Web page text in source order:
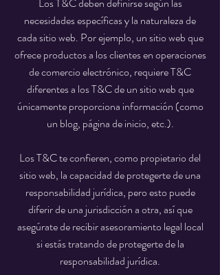
necesidades específicas y la naturaleza de
cada sitio web. Por ejemplo, un sitio web que
ofrece productos a los clientes en operaciones
de comercio electrónico, requiere T&C
diferentes a los T&C de un sitio web que
únicamente proporciona información (como
un blog, página de inicio, etc.).
Los T&C te confieren, como propietario del
sitio web, la capacidad de protegerte de una
responsabilidad jurídica, pero esto puede
diferir de una jurisdicción a otra, así que
asegúrate de recibir asesoramiento legal local
si estás tratando de protegerte de la
responsabilidad jurídica.